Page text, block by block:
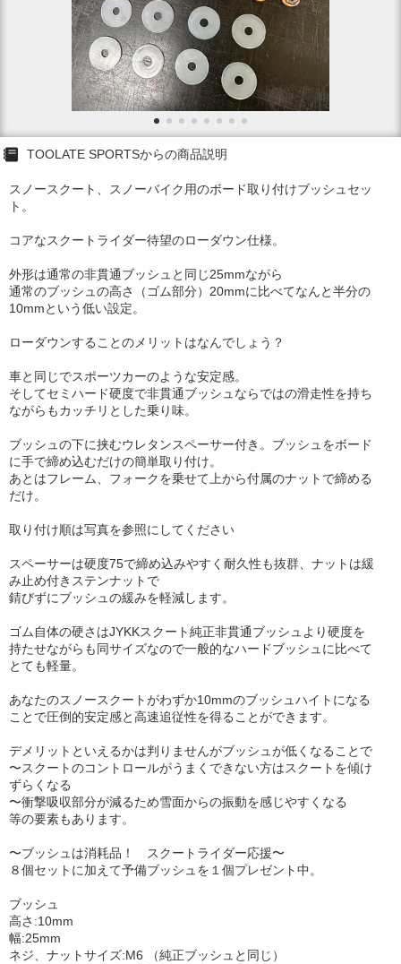
TOOLATE SPORTSからの商品説明
スノースクート、スノーバイク用のボード取り付けブッシュセッ
ト。
コアなスクートライダー待望のローダウン仕様。
外形は通常の非貫通ブッシュと同じ25mmながら
通常のブッシュの高さ（ゴム部分）20mmに比べてなんと半分の
10mmという低い設定。
ローダウンすることのメリットはなんでしょう？
車と同じでスポーツカーのような安定感。
そしてセミハード硬度で非貫通ブッシュならではの滑走性を持ち
ながらもカッチリとした乗り味。
ブッシュの下に挟むウレタンスペーサー付き。ブッシュをボード
に手で締め込むだけの簡単取り付け。
あとはフレーム、フォークを乗せて上から付属のナットで締める
だけ。
取り付け順は写真を参照にしてください
スペーサーは硬度75で締め込みやすく耐久性も抜群、ナットは緩
み止め付きステンナットで
錆びずにブッシュの緩みを軽減します。
ゴム自体の硬さはJYKKスクート純正非貫通ブッシュより硬度を
持たせながらも同サイズなので一般的なハードブッシュに比べて
とても軽量。
あなたのスノースクートがわずか10mmのブッシュハイトになる
ことで圧倒的安定感と高速追従性を得ることができます。
デメリットといえるかは判りませんがブッシュが低くなることで
〜スクートのコントロールがうまくできない方はスクートを傾け
ずらくなる
〜衝撃吸収部分が減るため雪面からの振動を感じやすくなる
等の要素もあります。
〜ブッシュは消耗品！ スクートライダー応援〜
８個セットに加えて予備ブッシュを１個プレゼント中。
ブッシュ
高さ:10mm
幅:25mm
ネジ、ナットサイズ:M6 （純正ブッシュと同じ）